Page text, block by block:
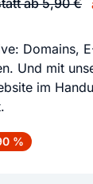
ab 5,90 €
Domains,
Und mit
im
%